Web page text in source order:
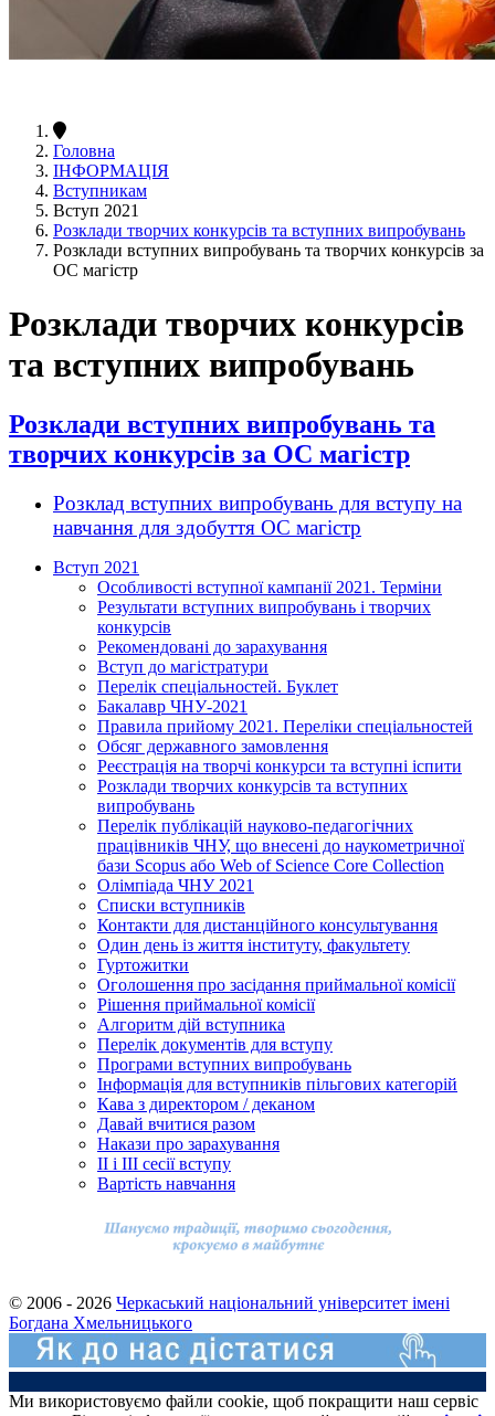
Головна
ІНФОРМАЦІЯ
Вступникам
Вступ 2021
Розклади творчих конкурсів та вступних випробувань
Розклади вступних випробувань та творчих конкурсів за
ОС магістр
Розклади творчих конкурсів
та вступних випробувань
Розклади вступних випробувань та
творчих конкурсів за ОС магістр
Розклад вступних випробувань для вступу на
навчання для здобуття ОС магістр
Вступ 2021
Особливості вступної кампанії 2021. Терміни
Результати вступних випробувань і творчих
конкурсів
Рекомендовані до зарахування
Вступ до магістратури
Перелік спеціальностей. Буклет
Бакалавр ЧНУ-2021
Правила прийому 2021. Переліки спеціальностей
Обсяг державного замовлення
Реєстрація на творчі конкурси та вступні іспити
Розклади творчих конкурсів та вступних
випробувань
Перелік публікацій науково-педагогічних
працівників ЧНУ, що внесені до наукометричної
бази Scopus або Web of Science Core Collection
Олімпіада ЧНУ 2021
Cписки вступників
Контакти для дистанційного консультування
Один день із життя інституту, факультету
Гуртожитки
Оголошення про засідання приймальної комісії
Рішення приймальної комісії
Алгоритм дій вступника
Перелік документів для вступу
Програми вступних випробувань
Інформація для вступників пільгових категорій
Кава з директором / деканом
Давай вчитися разом
Накази про зарахування
ІІ і ІІІ сесії вступу
Вартість навчання
© 2006 - 2026 Черкаський національний університет імені
Богдана Хмельницького
Ми використовуємо файли cookie, щоб покращити наш сервіс